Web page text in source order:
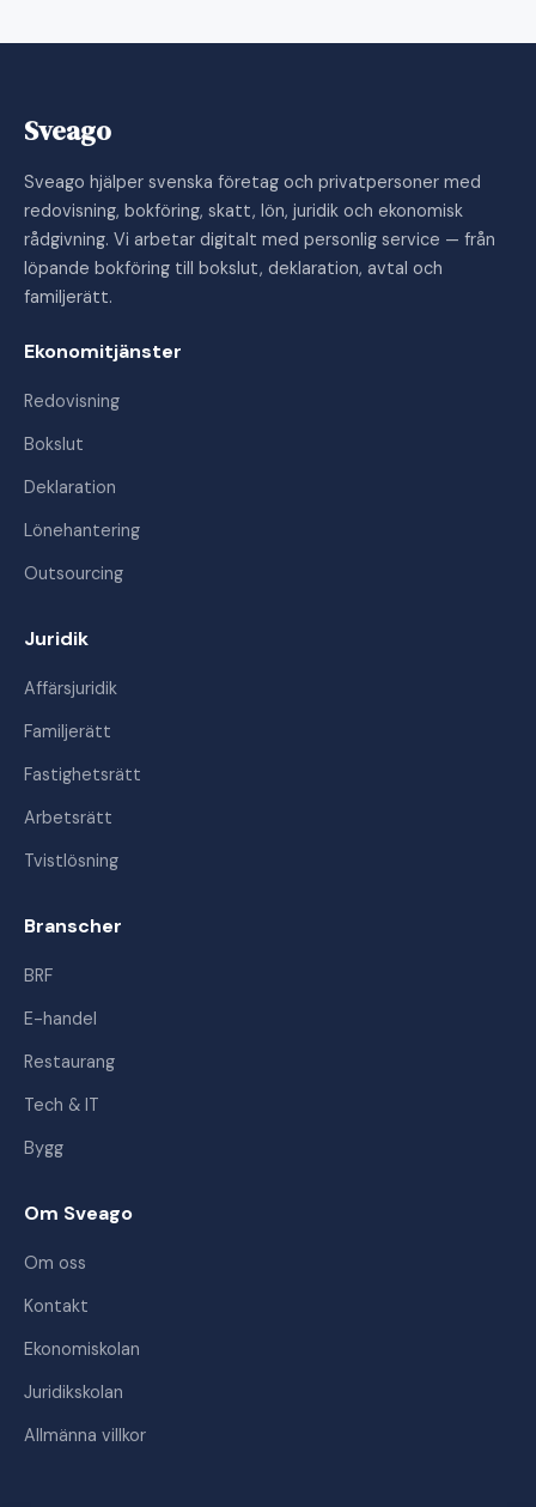
Sveago
Sveago hjälper svenska företag och privatpersoner med
redovisning, bokföring, skatt, lön, juridik och ekonomisk
rådgivning. Vi arbetar digitalt med personlig service — från
löpande bokföring till bokslut, deklaration, avtal och
familjerätt.
Ekonomitjänster
Redovisning
Bokslut
Deklaration
Lönehantering
Outsourcing
Juridik
Affärsjuridik
Familjerätt
Fastighetsrätt
Arbetsrätt
Tvistlösning
Branscher
BRF
E-handel
Restaurang
Tech & IT
Bygg
Om Sveago
Om oss
Kontakt
Ekonomiskolan
Juridikskolan
Allmänna villkor